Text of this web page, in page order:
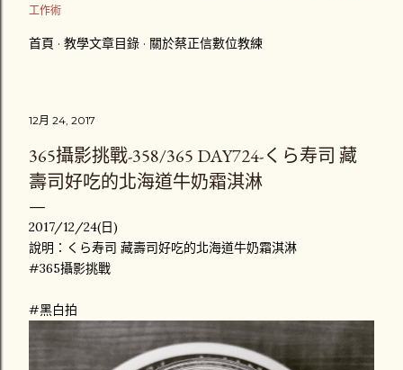
工作術
首頁 教學文章目錄 關於蔡正信數位教練
12月 24, 2017
365攝影挑戰-358/365 DAY724-くら寿司 藏
壽司好吃的北海道牛奶霜淇淋
2017/12/24(日)
說明：くら寿司 藏壽司好吃的北海道牛奶霜淇淋
#365攝影挑戰
#黑白拍